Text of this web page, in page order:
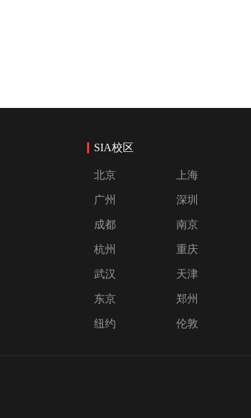
SIA校区
北京 上海
广州 深圳
成都 南京
杭州 重庆
武汉 天津
东京 郑州
纽约 伦敦